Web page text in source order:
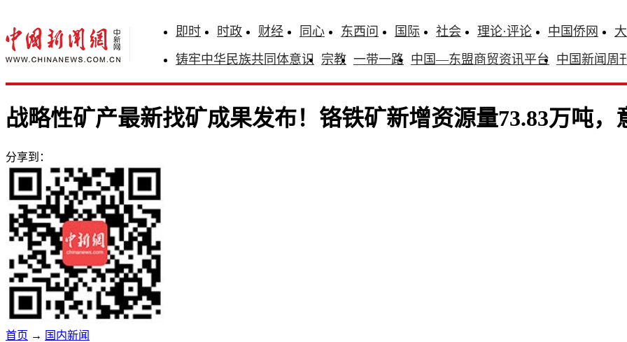
即时 时政 财经 同心 东西问 国际 社会 理论·评论 中国侨网
铸牢中华民族共同体意识 宗教 一带一路 中国—东盟商贸资讯平台 中国新闻周
战略性矿产最新找矿成果发布！铬铁矿新增资源量73.83万吨，
分享到：
首页 → 国内新闻